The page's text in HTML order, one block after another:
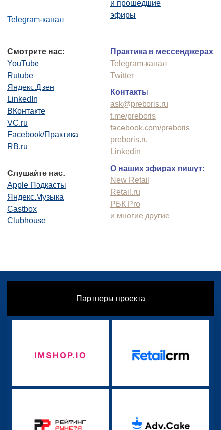
Telegram-канал
и прошедшие
эфиры
Смотрите нас:
YouTube
Rutube
Яндекс.Дзен
LinkedIn
ВКонтакте
VC.ru
Facebook/Практика
RB.ru
Слушайте нас:
Apple Подкасты
Яндекс.Музыка
Castbox
Clubhouse
Практика в мессенджерах
Telegram-канал
Twitter
Контакты
ask@preboris.ru
t.me/preboris
facebook.com/preboris
preboris.ru
Linkedin
О наших эфирах пишут:
New Retail
Retail.ru
РБК Pro
и многие другие
Партнеры проекта